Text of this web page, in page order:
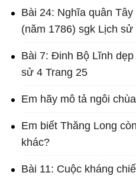
Bài 24: Nghĩa quân
(năm 1786) sgk Lịch sử
Bài 7: Đinh Bộ Lĩnh
sử 4 Trang 25
Em hãy mô tả ngôi
Em biết Thăng Long
khác?
Bài 11: Cuộc kháng